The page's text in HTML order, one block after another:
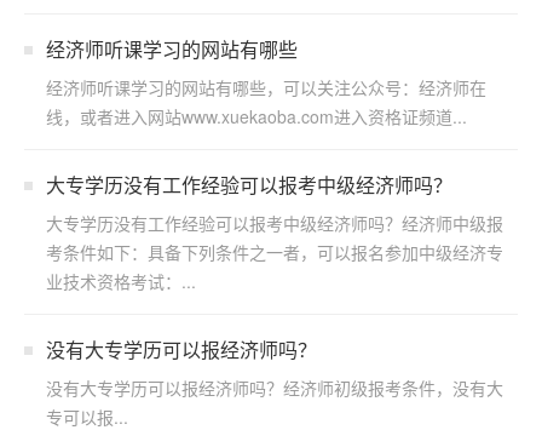
经济师听课学习的网站有哪些
经济师听课学习的网站有哪些，可以关注公众号：经济师在
线，或者进入网站www.xuekaoba.com进入资格证频道...
大专学历没有工作经验可以报考中级经济师吗？
大专学历没有工作经验可以报考中级经济师吗？经济师中级报
考条件如下：具备下列条件之一者，可以报名参加中级经济专
业技术资格考试：...
没有大专学历可以报经济师吗？
没有大专学历可以报经济师吗？经济师初级报考条件，没有大
专可以报...